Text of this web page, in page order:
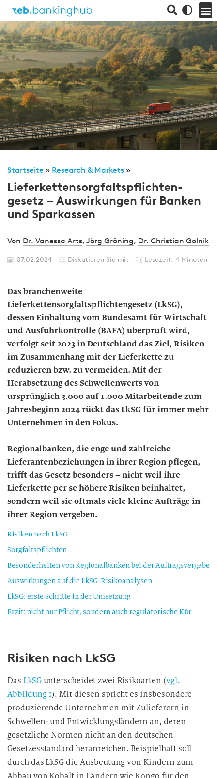
Startseite » Research & Markets »
Liefer­ketten­sorg­falts­pflichten­
gesetz – Aus­wirkungen für Banken
und Spar­kassen
Von Dr. Vanessa Arts, Jörg Gröning, Dr. Christian Golnik
07.02.2024 Diskutieren Sie mit Lesezeit: 4 Minuten
Das branchenweite
Lieferkettensorgfaltspflichtengesetz (LkSG),
dessen Einhaltung vom Bundesamt für Wirtschaft
und Ausfuhrkontrolle (BAFA) überprüft wird,
verfolgt seit 2023 in Deutschland das Ziel, Risiken
im Zusammenhang mit der Lieferkette zu
reduzieren bzw. zu vermeiden. Mit der
Herabsetzung des Schwellenwerts von
ursprünglich 3.000 auf 1.000 Mitarbeitende zum
Jahresbeginn 2024 rückt das LkSG für immer mehr
Unternehmen in den Fokus.
Regionalbanken, die enge und zahlreiche
Lieferantenbeziehungen in ihrer Region pflegen,
trifft das Gesetz besonders – nicht weil ihre
Lieferkette per se höhere Risiken beinhaltet,
sondern weil sie oftmals viele kleine Aufträge in
ihrer Region vergeben.
Risiken nach LkSG
Sorgfaltspflichten
Besonderheiten von Regionalbanken bei der Auftragsvergabe
Auswirkungen auf die LkSG-Risikoanalysen
LkSG: erste Schritte in der Umsetzung
Fazit: nicht nur Pflicht, sondern auch regulatorische Kür
Risiken nach LkSG
Das LkSGunterscheidet zwei Risikoarten (vgl.
Abbildung 1). Mit diesen spricht es insbesondere
produzierende Unternehmen mit Zulieferern in
Schwellen- und Entwicklungsländern an, deren
gesetzliche Normen nicht an den deutschen
Gesetzesstandard heranreichen. Beispielhaft soll
durch das LkSG die Ausbeutung von Kindern zum
Abbau von Kobalt in Ländern wie Kongo für den